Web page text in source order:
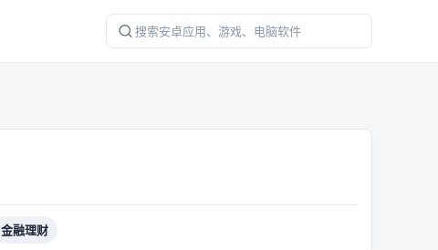
金融理财